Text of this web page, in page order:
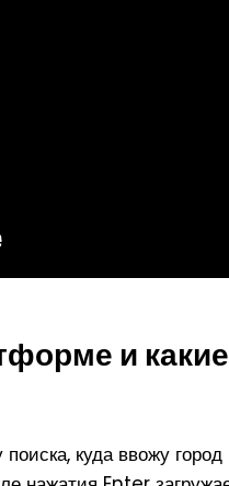
и
куда ввожу